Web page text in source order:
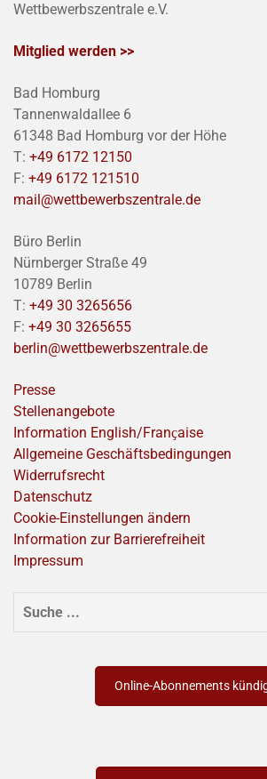
Wettbewerbszentrale e.V.
Mitglied werden >>
Bad Homburg
Tannenwaldallee 6
61348 Bad Homburg vor der Höhe
T: +49 6172 12150
F: +49 6172 121510
mail@wettbewerbszentrale.de
Büro Berlin
Nürnberger Straße 49
10789 Berlin
T: +49 30 3265656
F: +49 30 3265655
berlin@wettbewerbszentrale.de
Presse
Stellenangebote
Information English/Franҫaise
Allgemeine Geschäftsbedingungen
Widerrufsrecht
Datenschutz
Cookie-Einstellungen ändern
Information zur Barrierefreiheit
Impressum
SUCHEN
Online-Abonnements